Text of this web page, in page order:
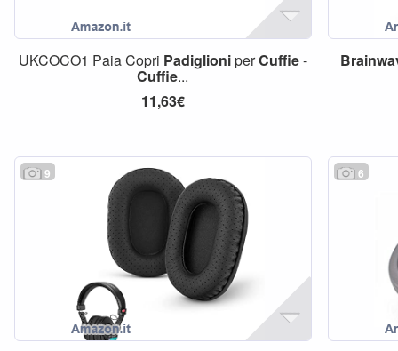
UKCOCO1 Paia Copri PadiglioniperCuffie-
Cuffie...
11,63€
9 6